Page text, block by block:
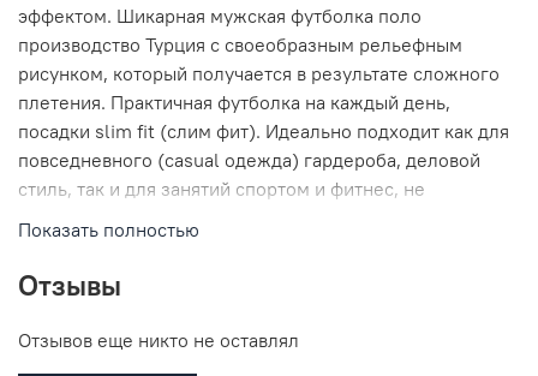
эффектом. Шикарная мужская футболка поло
производство Турция с своеобразным рельефным
рисунком, который получается в результате сложного
плетения. Практичная футболка на каждый день,
посадки slim fit (слим фит). Идеально подходит как для
повседневного (casual одежда) гардероба, деловой
стиль, так и для занятий спортом и фитнес, не
Показать полностью
Отзывы
Отзывов еще никто не оставлял